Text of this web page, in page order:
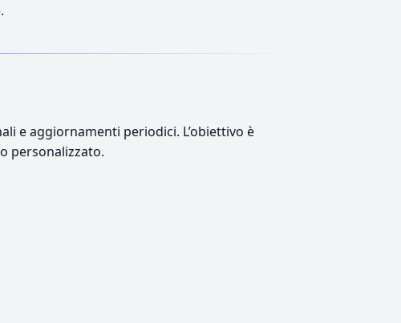
e aggiornamenti periodici. L’obiettivo è
personalizzato.